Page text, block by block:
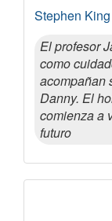
Stephen King
El profesor
como
acompañan
Danny. El
comienza a
futuro